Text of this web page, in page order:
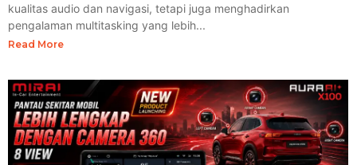
kualitas audio dan navigasi, tetapi juga menghadirkan
pengalaman multitasking yang lebih...
Read More